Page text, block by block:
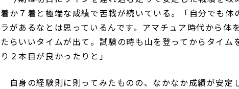
着か７着と極端な成績で苦戦が続いている。「自分でも体
ラがあるなとは思っているんです。アマチュア時代から体
たらいいタイムが出て。試験の時も山を登ってからタイム
り２本目が良かったりと」
自身の経験則に則ってみたものの、なかなか成績が安定